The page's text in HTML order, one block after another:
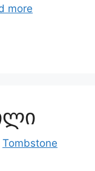
more
Tombstone